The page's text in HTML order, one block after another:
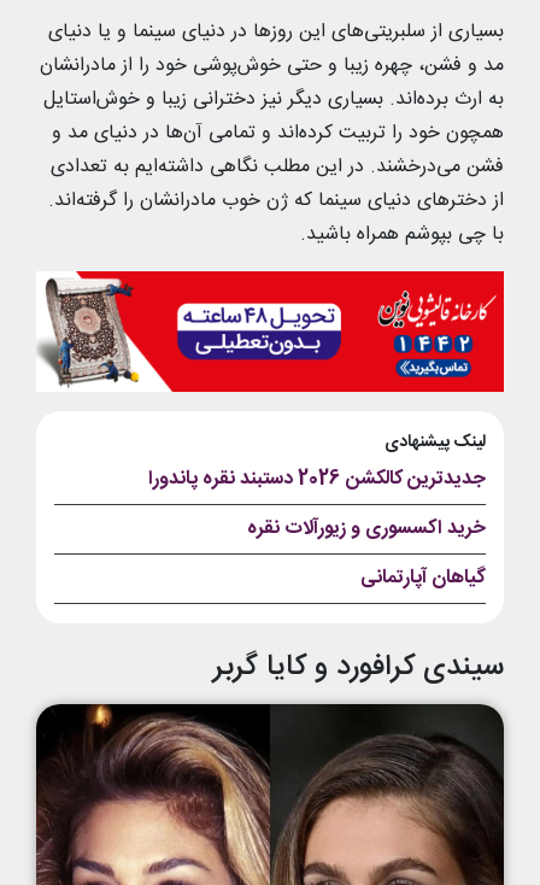
بسیاری از سلبریتی‌های این روزها در دنیای سینما و یا دنیای
مد و فشن، چهره زیبا و حتی خوش‌پوشی خود را از مادرانشان
به ارث برده‌اند. بسیاری دیگر نیز دخترانی زیبا و خوش‌استایل
همچون خود را تربیت کرده‌اند و تمامی آن‌ها در دنیای مد و
فشن می‌درخشند. در این مطلب نگاهی داشته‌ایم به تعدادی
از دخترهای دنیای سینما که ژن خوب مادرانشان را گرفته‌اند.
با چی بپوشم همراه باشید.
لینک پیشنهادی
جدیدترین کالکشن 2026 دستبند نقره پاندورا
خرید اکسسوری و زیورآلات نقره
گیاهان آپارتمانی
سیندی کرافورد و کایا گربر